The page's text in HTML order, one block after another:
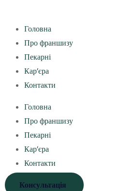
Головна
Про франшизу
Пекарні
Кар’єра
Контакти
Головна
Про франшизу
Пекарні
Кар’єра
Контакти
Консультація